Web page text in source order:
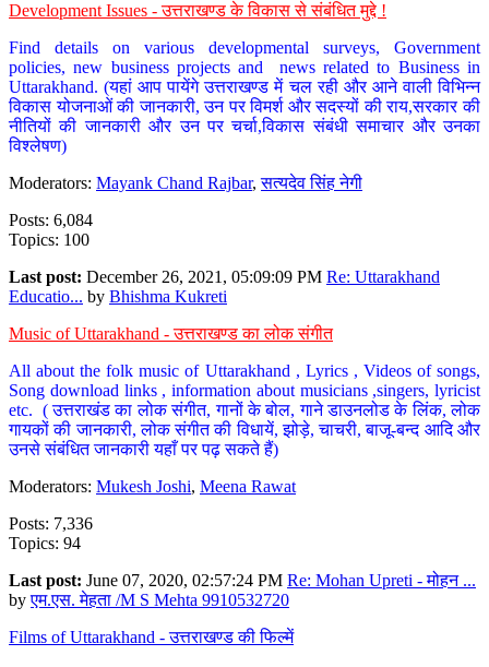
Development Issues - उत्तराखण्ड के विकास से संबंधित मुद्दे !
Find details on various developmental surveys, Government
policies, new business projects and news related to Business in
Uttarakhand. (यहां आप पायेंगे उत्तराखण्ड में चल रही और आने वाली विभिन्न
विकास योजनाओं की जानकारी, उन पर विमर्श और सदस्यों की राय,सरकार की
नीतियों की जानकारी और उन पर चर्चा,विकास संबंधी समाचार और उनका
विश्लेषण)
Moderators: Mayank Chand Rajbar,सत्यदेव सिंह नेगी
Posts: 6,084
Topics: 100
Last post: December 26, 2021, 05:09:09 PM Re: Uttarakhand
Educatio... by Bhishma Kukreti
Music of Uttarakhand - उत्तराखण्ड का लोक संगीत
All about the folk music of Uttarakhand , Lyrics , Videos of songs,
Song download links , information about musicians ,singers, lyricist
etc. ( उत्तराखंड का लोक संगीत, गानों के बोल, गाने डाउनलोड के लिंक, लोक
गायकों की जानकारी, लोक संगीत की विधायें, झोड़े, चाचरी, बाजू-बन्द आदि और
उनसे संबंधित जानकारी यहाँ पर पढ़ सकते हैं)
Moderators: Mukesh Joshi, Meena Rawat
Posts: 7,336
Topics: 94
Last post: June 07, 2020, 02:57:24 PM Re: Mohan Upreti - मोहन ...
byएम.एस. मेहता /M S Mehta 9910532720
Films of Uttarakhand - उत्तराखण्ड की फिल्में